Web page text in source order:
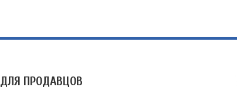
ДЛЯ ПРОДАВЦОВ